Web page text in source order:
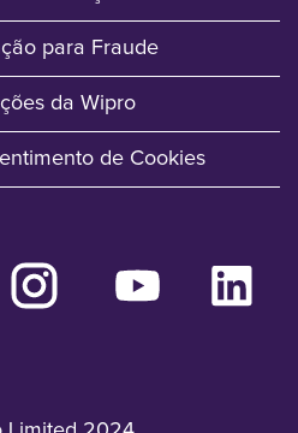
para Fraude
da Wipro
de Cookies
b
A
b
r